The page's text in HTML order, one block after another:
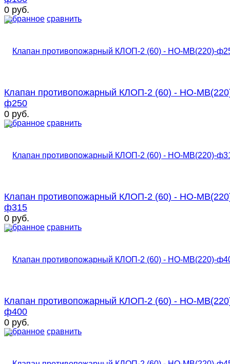
избранное сравнить
0 руб.
избранное сравнить
Клапан противопожарный КЛОП-2 (60) - НО-
ф250
0 руб.
избранное сравнить
Клапан противопожарный КЛОП-2 (60) - НО-
ф315
0 руб.
избранное сравнить
Клапан противопожарный КЛОП-2 (60) - НО-
ф400
0 руб.